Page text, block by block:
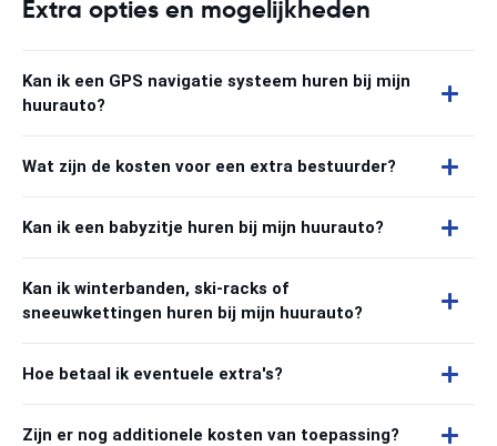
Extra opties en mogelijkheden
Kan ik een GPS navigatie systeem huren bij mijn
huurauto?
Wat zijn de kosten voor een extra bestuurder?
Kan ik een babyzitje huren bij mijn huurauto?
Kan ik winterbanden, ski-racks of
sneeuwkettingen huren bij mijn huurauto?
Hoe betaal ik eventuele extra's?
Zijn er nog additionele kosten van toepassing?